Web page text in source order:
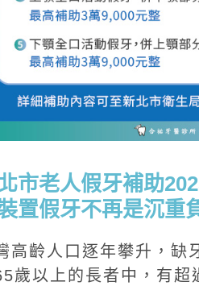
市老人假牙補助
置假牙不再是沉重
高齡人口逐年攀升，缺
歲以上的長者中，有